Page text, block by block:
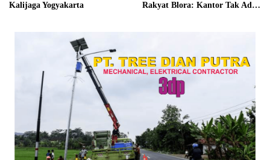
Kalijaga Yogyakarta
Rakyat Blora: Kantor Tak Ada,